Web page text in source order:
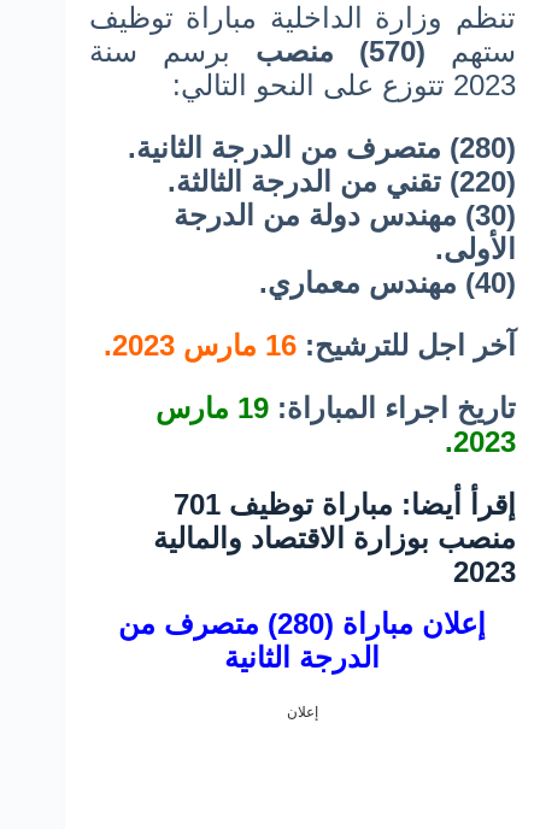
تنظم وزارة الداخلية مباراة توظيف
ستهم (570) منصب
برسم سنة
2023 تتوزع على النحو التالي:
(280) متصرف من الدرجة الثانية.
(220) تقني من الدرجة الثالثة.
(30) مهندس دولة من الدرجة
الأولى.
(40) مهندس معماري.
آخر اجل للترشيح: 16 مارس 2023
.
تاريخ اجراء المباراة:
19 مارس
2023.
إقرأ أيضا: مباراة توظيف 701
منصب بوزارة الاقتصاد والمالية
2023
إعلان مباراة (280) متصرف من
الدرجة الثانية
إعلان